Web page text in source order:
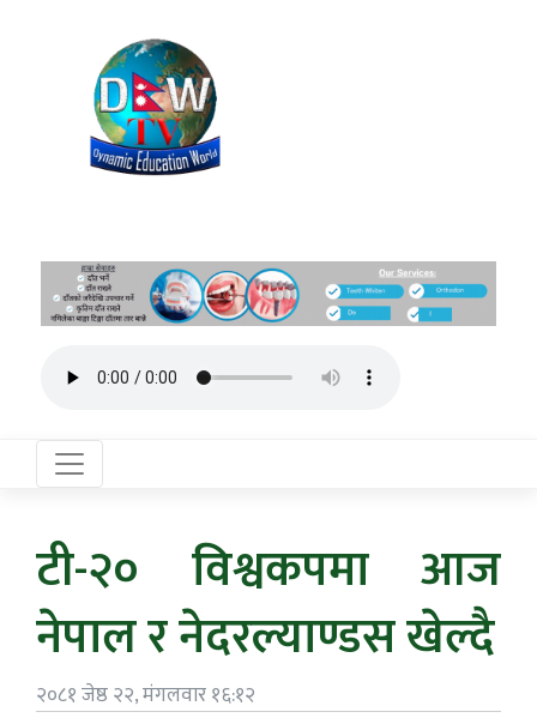
टी-२० विश्वकपमा आज
नेपाल र नेदरल्याण्डस खेल्दै
२०८१ जेष्ठ २२, मंगलवार १६:१२